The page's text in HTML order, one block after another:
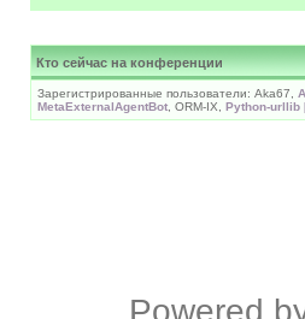
Кто сейчас на конференции
Зарегистрированные пользователи: Aka67,
MetaExternalAgentBot , ORM-IX, Python-urllib
Powered